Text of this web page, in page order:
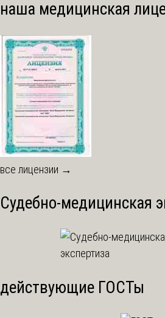
наша медицинская
все лицензии →
Судебно-медицинская
действующие ГОСТы